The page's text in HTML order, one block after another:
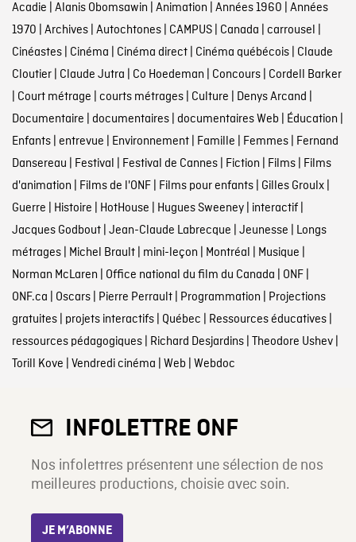
Acadie Alanis Obomsawin Animation Années 1960 Années
1970 Archives| Autochtones| CAMPUS| Canada carrousel
Cinéastes| Cinéma Cinéma direct| Cinéma québécois| Claude
Cloutier| Claude Jutra Co Hoedeman Concours| Cordell Barker
Court métrage courts métrages| Culture Denys Arcand
Documentaire documentaires| documentaires Web Éducation
Enfants| entrevue Environnement| Famille Femmes| Fernand
Dansereau Festival Festival de Cannes| Fiction Films| Films
d'animation Films de l'ONF| Films pour enfants| Gilles Groulx|
Guerre Histoire HotHouse Hugues Sweeney| interactif|
Jacques Godbout| Jean-Claude Labrecque Jeunesse Longs
métrages| Michel Brault| mini-leçon Montréal Musique
Norman McLaren Office national du film du Canada ONF|
ONF.ca Oscars| Pierre Perrault| Programmation Projections
gratuites| projets interactifs| Québec Ressources éducatives|
ressources pédagogiques| Richard Desjardins| Theodore Ushev|
Torill Kove Vendredi cinéma Web Webdoc
INFOLETTRE ONF
Nos infolettres présentent une sélection de nos
meilleures productions, choisie avec soin.
JE M’ABONNE